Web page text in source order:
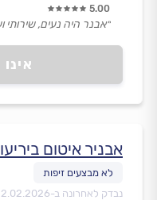
5.00
״אבנר היה נעים,
אבניר איטום
נבדק לאחרונה ב-